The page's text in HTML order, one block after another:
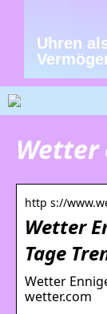
Uhren
Wetter
http s://
Wetter
Tage
Wetter
wetter.com